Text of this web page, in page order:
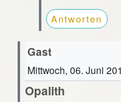
Antworten
Gast
Mittwoch, 06. Juni
Opalith